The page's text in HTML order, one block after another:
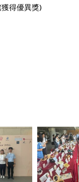
得優異獎)